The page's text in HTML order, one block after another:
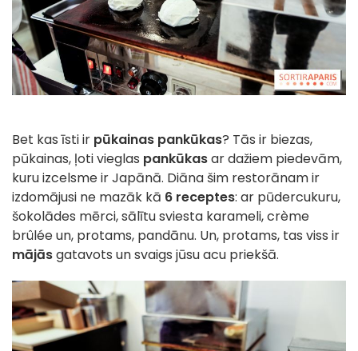
Bet kas īsti ir pūkainas pankūkas? Tās ir biezas,
pūkainas, ļoti vieglas pankūkasar dažiem piedevām,
kuru izcelsme ir Japānā. Diāna šim restorānam ir
izdomājusi ne mazāk kā 6 receptes: ar pūdercukuru,
šokolādes mērci, sālītu sviesta karameli, crème
brûlée un, protams, pandānu. Un, protams, tas viss ir
mājāsgatavots un svaigs jūsu acu priekšā.